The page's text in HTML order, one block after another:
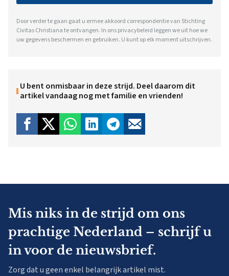
Door verder te gaan gaat u ermee akkoord correspondentie van Stichting
Civitas Christiana te ontvangen. In onsprivacybeleid leggen we uit hoe we
uw gegevens beschermen en gebruiken. U kunt op elk moment uitschrijven.
U bent onmisbaar in deze strijd. Deel daarom dit
artikel vandaag nog met familie en vrienden!
Mis niks in de strijd om ons
prachtige Nederland – schrijf u
in voor de nieuwsbrief.
Zorg dat u geen enkel belangrijk artikel mist.